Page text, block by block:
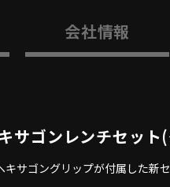
会社情報
サゴンレンチセッ
サゴングリップが付属した新